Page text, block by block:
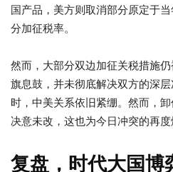
国产品，美方则取消部分原定于
分加征税率。
然而，大部分双边加征关税措施
旗息鼓，并未彻底解决双方的深
时，中美关系依旧紧绷。然而，
决意未改，这也为今日冲突的再度
复盘，时代大国博